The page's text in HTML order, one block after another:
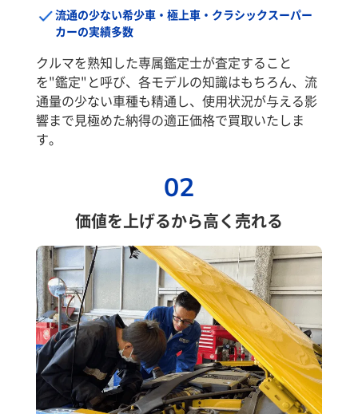
流通の少ない希少車・極上車・クラシックスーパー
カーの実績多数
クルマを熟知した専属鑑定士が査定すること
を"鑑定"と呼び、各モデルの知識はもちろん、流
通量の少ない車種も精通し、使用状況が与える影
響まで見極めた納得の適正価格で買取いたしま
す。
02
価値を上げるから高く売れる